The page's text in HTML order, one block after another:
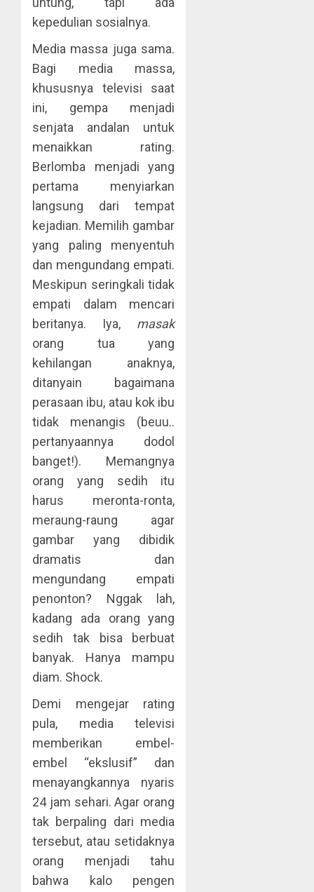
kepedulian sosialnya.
Media massa juga sama.
Bagi media massa,
khususnya televisi saat
ini, gempa menjadi
senjata andalan untuk
menaikkan rating.
Berlomba menjadi yang
pertama menyiarkan
langsung dari tempat
kejadian. Memilih gambar
yang paling menyentuh
dan mengundang empati.
Meskipun seringkali tidak
empati dalam mencari
beritanya. Iya, masak
orang tua yang
kehilangan anaknya,
ditanyain bagaimana
perasaan ibu, atau kok ibu
tidak menangis (beuu..
pertanyaannya dodol
banget!). Memangnya
orang yang sedih itu
harus meronta-ronta,
meraung-raung agar
gambar yang dibidik
dramatis dan
mengundang empati
penonton? Nggak lah,
kadang ada orang yang
sedih tak bisa berbuat
banyak. Hanya mampu
diam. Shock.
Demi mengejar rating
pula, media televisi
memberikan embel-
embel “ekslusif” dan
menayangkannya nyaris
24 jam sehari. Agar orang
tak berpaling dari media
tersebut, atau setidaknya
orang menjadi tahu
bahwa kalo pengen